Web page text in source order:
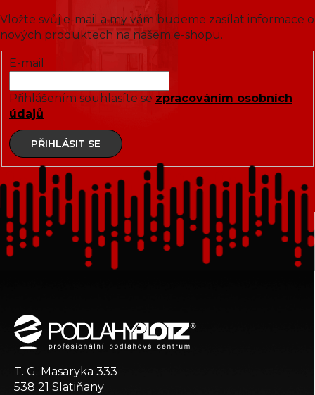
Vložte svůj e-mail a my vám budeme zasílat informace o
nových produktech na našem e-shopu.
E-mail
Přihlášením souhlasíte se zpracováním osobních
údajů
PŘIHLÁSIT SE
T. G. Masaryka 333
538 21 Slatiňany